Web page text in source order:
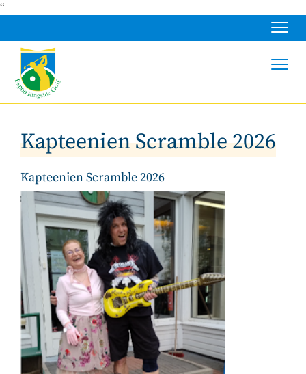
“
Kapteenien Scramble 2026
Kapteenien Scramble 2026